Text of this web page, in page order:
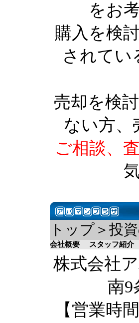
をお
購入を検
されてい
売却を検
ない方、
ご相談、
トップ＞投
会社概要 スタッフ紹介
株式会社
南9
【営業時